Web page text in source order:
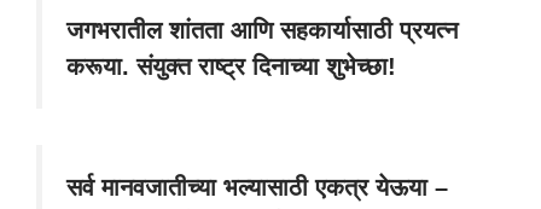
जगभरातील शांतता आणि सहकार्यासाठी प्रयत्न
करूया. संयुक्त राष्ट्र दिनाच्या शुभेच्छा!
सर्व मानवजातीच्या भल्यासाठी एकत्र येऊया –